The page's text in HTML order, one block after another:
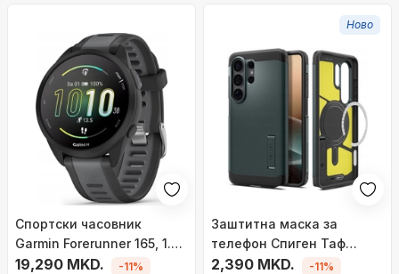
Спортски часовник
Garmin Forerunner 165, 1.2",
GPS, AMOLED, црна
19,290 MKD. -11%
Ново
Заштитна маска за
телефон Спиген Таф
Армор Маг, МагСејф, за
2,390 MKD. -11%